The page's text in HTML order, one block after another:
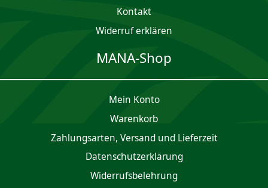
Kontakt
Widerruf erklären
MANA-Shop
Mein Konto
Waren­korb
Zahlungsarten, Versand und Lieferzeit
Daten­schutz­er­klärung
Widerrufsbelehrung